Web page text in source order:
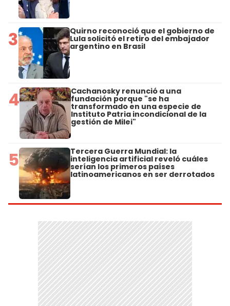
3 Quirno reconoció que el gobierno de
Lula solicitó el retiro del embajador
argentino en Brasil
4 Cachanosky renunció a una
fundación porque "se ha
transformado en una especie de
Instituto Patria incondicional de la
gestión de Milei"
5 Tercera Guerra Mundial: la
inteligencia artificial reveló cuáles
serían los primeros países
latinoamericanos en ser derrotados